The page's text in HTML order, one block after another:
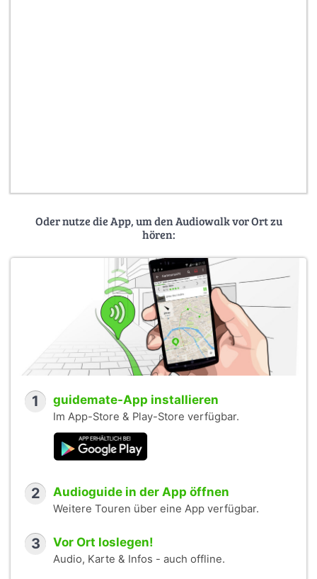
Oder nutze die App, um den Audiowalk vor Ort zu
hören:
1 guidemate-App installieren
Im App-Store & Play-Store verfügbar.
2 Audioguide in der App öffnen
Weitere Touren über eine App verfügbar.
3 Vor Ort loslegen!
Audio, Karte & Infos - auch offline.